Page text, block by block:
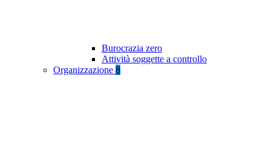
Burocrazia zero
Attività soggette a controllo
Organizzazione 8